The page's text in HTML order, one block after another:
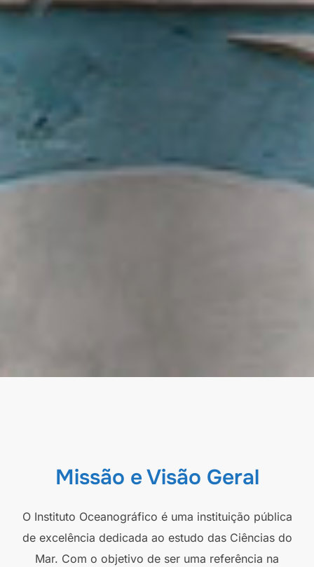
Missão e Visão Geral
O Instituto Oceanográfico é uma instituição pública
de excelência dedicada ao estudo das Ciências do
Mar. Com o objetivo de ser uma referência na